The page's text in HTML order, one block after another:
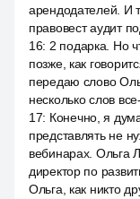
арендодателей. И
правовест аудит
16: 2 подарка. Но
позже, как
передаю слово
несколько слов
17: Конечно, я
представлять не
вебинарах. Ольга
директор по
Ольга, как никто